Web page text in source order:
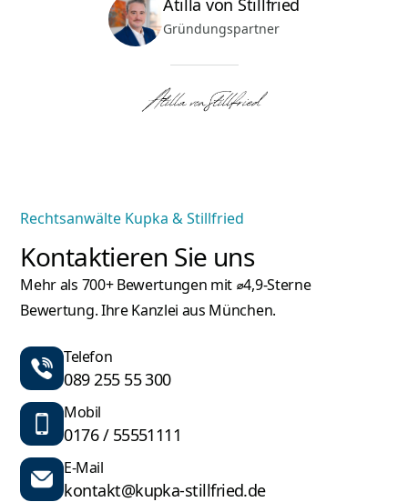
Atilla von Stillfried
Gründungspartner
Rechtsanwälte Kupka & Stillfried
Kontaktieren Sie uns
Mehr als 700+ Bewertungen mit ⌀4,9-Sterne
Bewertung. Ihre Kanzlei aus München.
Telefon
089 255 55 300
Mobil
0176 / 55551111
E-Mail
kontakt@kupka-stillfried.de